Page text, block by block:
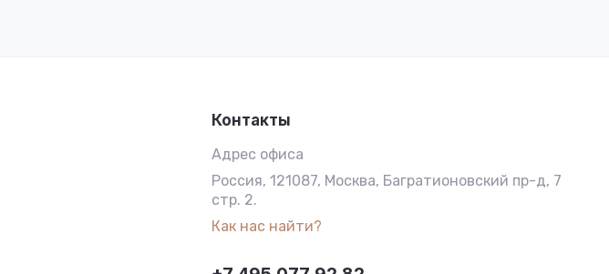
Контакты
Адрес офиса
Россия, 121087, Москва, Багратионовский пр-д, 7
стр. 2.
Как нас найти?